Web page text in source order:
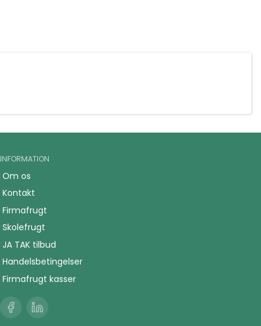
INFORMATION
Om os
Kontakt
Firmafrugt
Skolefrugt
JA TAK tilbud
Handelsbetingelser
Firmafrugt kasser